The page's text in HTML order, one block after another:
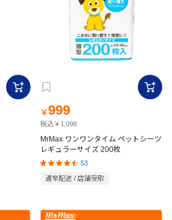
￥999
税込￥1,098
MrMax ワンワンタイム ペットシーツ
レギュラーサイズ 200枚
53
通常配送 / 店舗受取